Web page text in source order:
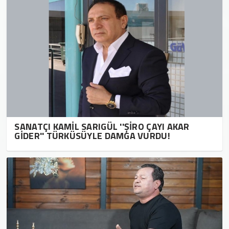
SANATÇI KAMİL SARIGÜL ''ŞİRO ÇAYI AKAR
GİDER'' TÜRKÜSÜYLE DAMGA VURDU!